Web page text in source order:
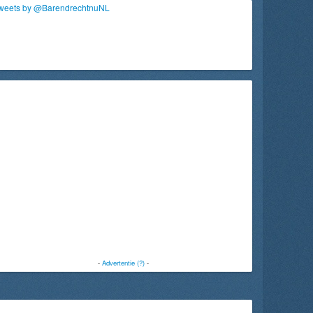
by @BarendrechtnuNL
- Advertentie (?)-